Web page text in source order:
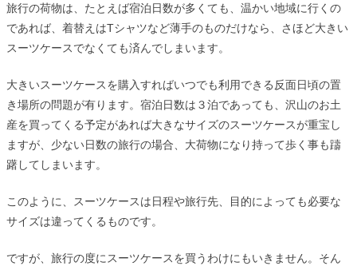
旅行の荷物は、たとえば宿泊日数が多くても、温かい地域に行くの
であれば、着替えはTシャツなど薄手のものだけなら、さほど大きい
スーツケースでなくても済んでしまいます。
大きいスーツケースを購入すればいつでも利用できる反面日頃の置
き場所の問題が有ります。宿泊日数は３泊であっても、沢山のお土
産を買ってくる予定があれば大きなサイズのスーツケースが重宝し
ますが、少ない日数の旅行の場合、大荷物になり持って歩く事も躊
躇してしまいます。
このように、スーツケースは日程や旅行先、目的によっても必要な
サイズは違ってくるものです。
ですが、旅行の度にスーツケースを買うわけにもいきません。そん